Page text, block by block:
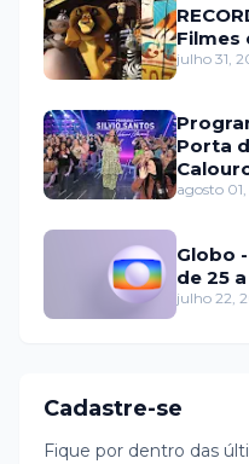
Filmes
julho 31,
Porta
agosto
Globo
de 25
julho 22,
Cadastre-se
Fique por dentro das